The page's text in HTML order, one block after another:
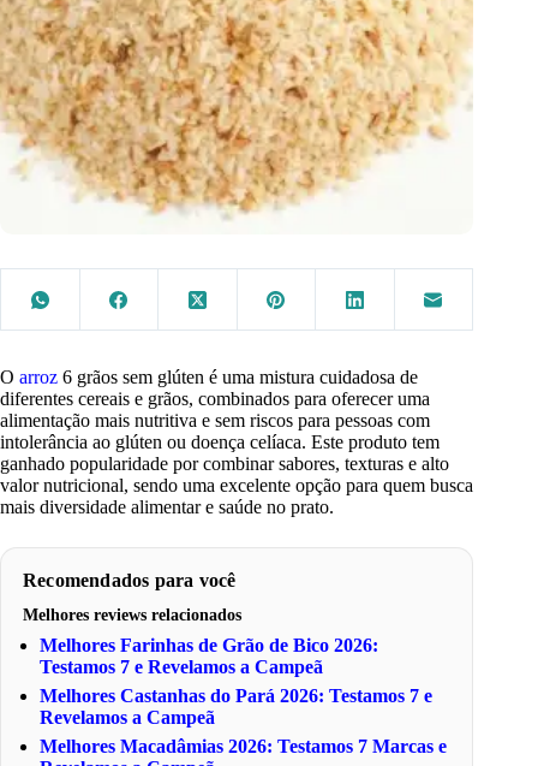
O arroz 6 grãos sem glúten é uma mistura cuidadosa de
diferentes cereais e grãos, combinados para oferecer uma
alimentação mais nutritiva e sem riscos para pessoas com
intolerância ao glúten ou doença celíaca. Este produto tem
ganhado popularidade por combinar sabores, texturas e alto
valor nutricional, sendo uma excelente opção para quem busca
mais diversidade alimentar e saúde no prato.
Recomendados para você
Melhores reviews relacionados
Melhores Farinhas de Grão de Bico 2026:
Testamos 7 e Revelamos a Campeã
Melhores Castanhas do Pará 2026: Testamos 7 e
Revelamos a Campeã
Melhores Macadâmias 2026: Testamos 7 Marcas e